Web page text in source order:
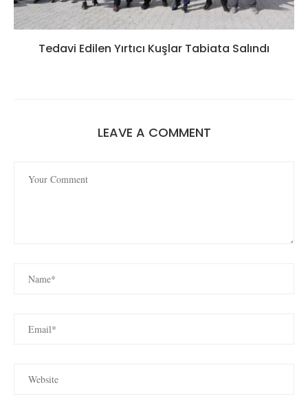
Tedavi Edilen Yırtıcı Kuşlar Tabiata Salındı
LEAVE A COMMENT